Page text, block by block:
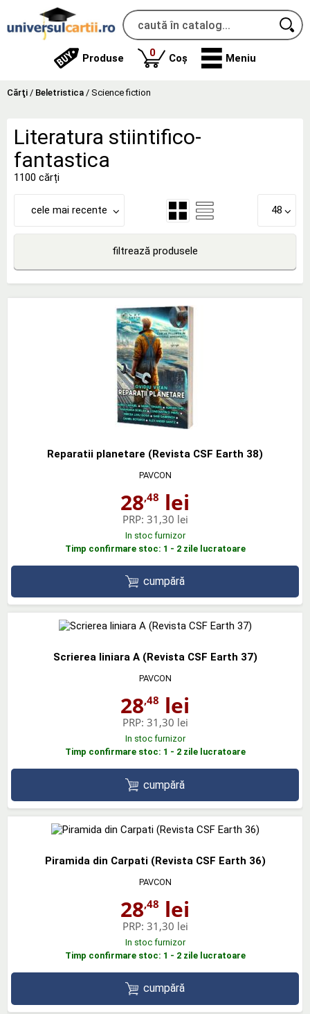
Produse 0produse
Coș Meniu
Cărţi / Beletristica / Science fiction
Literatura stiintifico-
fantastica
1100 cărți
cele mai recente 48
filtrează produsele
Reparatii planetare (Revista CSF Earth 38)
PAVCON
28,48 lei
PRP: 31,30 lei
In stoc furnizor
Timp confirmare stoc: 1 - 2 zile lucratoare
cumpără
Scrierea liniara A (Revista CSF Earth 37)
PAVCON
28,48 lei
PRP: 31,30 lei
In stoc furnizor
Timp confirmare stoc: 1 - 2 zile lucratoare
cumpără
Piramida din Carpati (Revista CSF Earth 36)
PAVCON
28,48 lei
PRP: 31,30 lei
In stoc furnizor
Timp confirmare stoc: 1 - 2 zile lucratoare
cumpără